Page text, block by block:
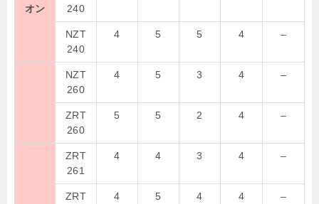
オン
240
NZT
240
4 5 5 4 –
NZT
260
4 5 3 4 –
ZRT
260
5 5 2 4 –
ZRT
261
4 4 3 4 –
ZRT
4 5 4 4 –